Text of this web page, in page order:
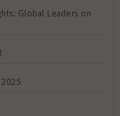
Global Leaders on